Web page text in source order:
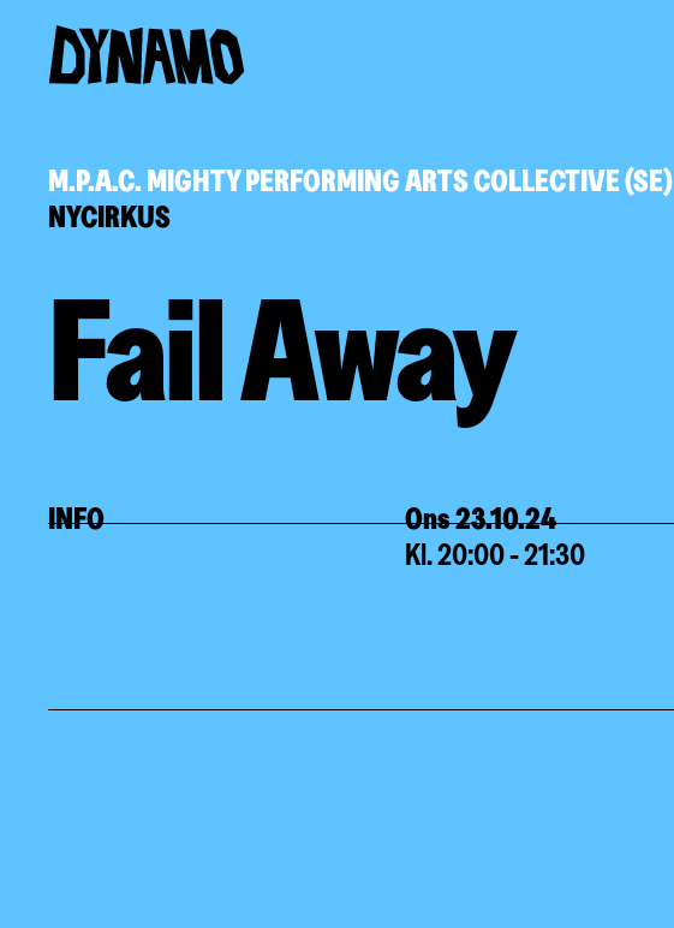
M.P.A.C. MIGHTY PERFORMING ARTS COLLECTIVE (SE)
NYCIRKUS
Fail Away
INFO
Ons 23.10.24
Kl. 20:00 - 21:30